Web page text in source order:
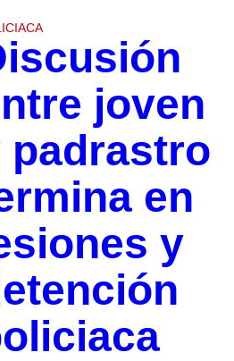
joven
padrastro
en
y